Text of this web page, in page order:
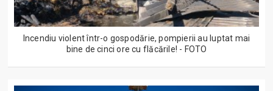
Incendiu violent într-o gospodărie, pompierii au luptat mai
bine de cinci ore cu flăcările! - FOTO